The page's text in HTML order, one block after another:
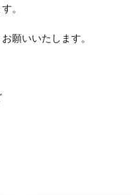
。
願いいたします。